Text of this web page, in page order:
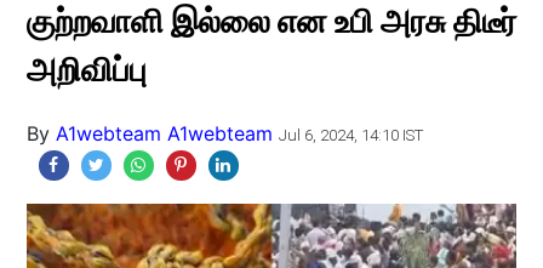
குற்றவாளி இல்லை என உபி அரசு திடீர்
அறிவிப்பு
By A1webteam A1webteam Jul 6, 2024, 14:10 IST